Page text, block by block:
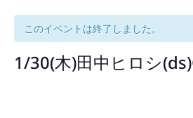
このイベントは終了しました。
1/30(木)田中ヒロシ